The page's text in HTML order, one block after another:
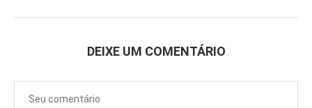
DEIXE UM COMENTÁRIO